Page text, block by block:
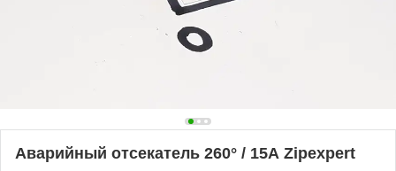
Аварийный отсекатель 260° / 15А Zipexpert